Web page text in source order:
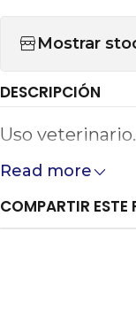
Mostrar
DESCRIPCIÓN
Uso veterinario.
Read more
COMPARTIR ESTE